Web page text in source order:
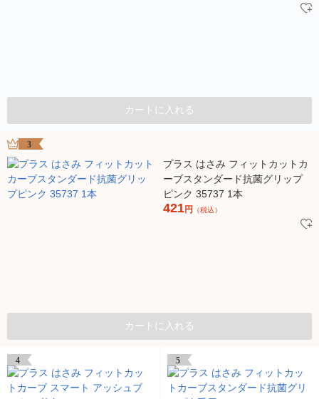
カートに入れる
3
プラス はさみ フィットカットカ
ーブスタンダード抗菌グリップ
ピンク 35737 1本
421円 （税込）
カートに入れる
4 5